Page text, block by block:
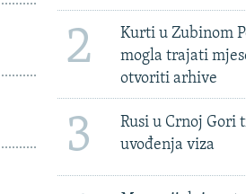
2
Kurti u Zubinom
mogla trajati
otvoriti arhive
3
Rusi u Crnoj Gori
uvođenja viza